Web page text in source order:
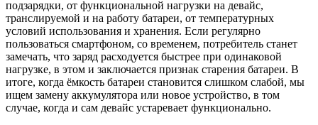
подзарядки, от функциональной нагрузки на девайс,
транслируемой и на работу батареи, от температурных
условий использования и хранения. Если регулярно
пользоваться смартфоном, со временем, потребитель станет
замечать, что заряд расходуется быстрее при одинаковой
нагрузке, в этом и заключается признак старения батареи. В
итоге, когда ёмкость батареи становится слишком слабой, мы
ищем замену аккумулятора или новое устройство, в том
случае, когда и сам девайс устаревает функционально.